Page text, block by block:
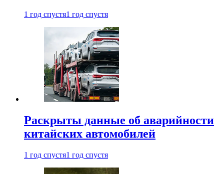
1 год спустя1 год спустя
Раскрыты данные об аварийности
китайских автомобилей
1 год спустя1 год спустя